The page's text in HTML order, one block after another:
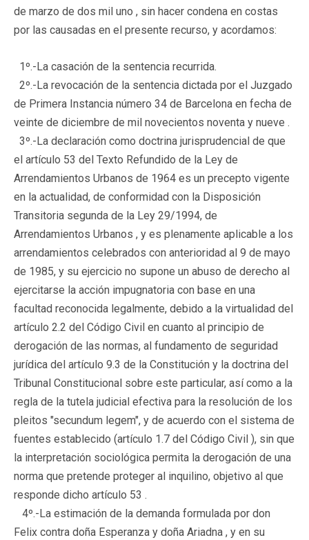
de marzo de dos mil uno , sin hacer condena en costas
por las causadas en el presente recurso, y acordamos:
1º.-La casación de la sentencia recurrida.
2º.-La revocación de la sentencia dictada por el Juzgado
de Primera Instancia número 34 de Barcelona en fecha de
veinte de diciembre de mil novecientos noventa y nueve .
3º.-La declaración como doctrina jurisprudencial de que
el artículo 53 del Texto Refundido de la Ley de
Arrendamientos Urbanos de 1964 es un precepto vigente
en la actualidad, de conformidad con la Disposición
Transitoria segunda de la Ley 29/1994, de
Arrendamientos Urbanos , y es plenamente aplicable a los
arrendamientos celebrados con anterioridad al 9 de mayo
de 1985, y su ejercicio no supone un abuso de derecho al
ejercitarse la acción impugnatoria con base en una
facultad reconocida legalmente, debido a la virtualidad del
artículo 2.2 del Código Civil en cuanto al principio de
derogación de las normas, al fundamento de seguridad
jurídica del artículo 9.3 de la Constitución y la doctrina del
Tribunal Constitucional sobre este particular, así como a la
regla de la tutela judicial efectiva para la resolución de los
pleitos "secundum legem", y de acuerdo con el sistema de
fuentes establecido (artículo 1.7 del Código Civil ), sin que
la interpretación sociológica permita la derogación de una
norma que pretende proteger al inquilino, objetivo al que
responde dicho artículo 53 .
4º.-La estimación de la demanda formulada por don
Felix contra doña Esperanza y doña Ariadna , y en su